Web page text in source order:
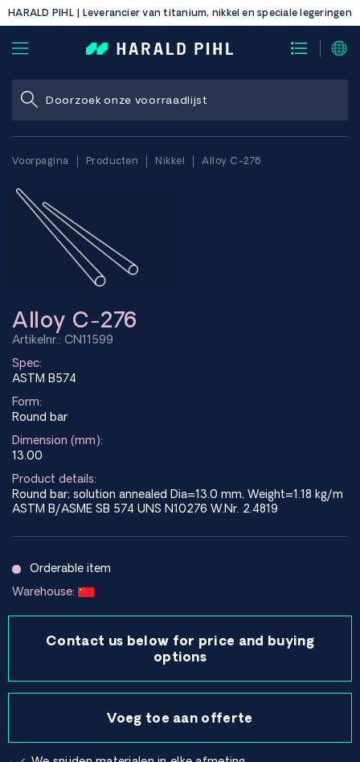
HARALD PIHL | Leverancier van titanium, nikkel en speciale legeringen
Voorpagina Producten Nikkel Alloy C-276
Alloy C-276
Artikelnr.: CN11599
Spec:
ASTM B574
Form:
Round bar
Dimension (mm):
13.00
Product details:
Round bar; solution annealed Dia=13.0 mm, Weight=1.18 kg/m
ASTM B/ASME SB 574 UNS N10276 W.Nr. 2.4819
Orderable item
Warehouse:
Contact us below for price and buying
options
Voeg toe aan offerte